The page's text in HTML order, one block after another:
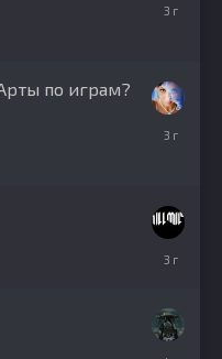
апреля,
по играм?
января,
октября,